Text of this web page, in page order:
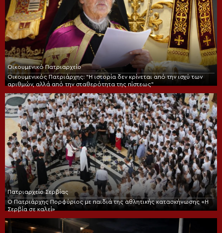
Οικουμενικό Πατριαρχείο
Οικουμενικός Πατριάρχης: “Η ιστορία δεν κρίνεται από την ισχύ των
αριθμών, αλλά από την σταθερότητα της πίστεως”
Πατριαρχείο Σερβίας
Ο Πατριάρχης Πορφύριος με παιδιά της αθλητικής κατασκήνωσης «Η
Σερβία σε καλεί»